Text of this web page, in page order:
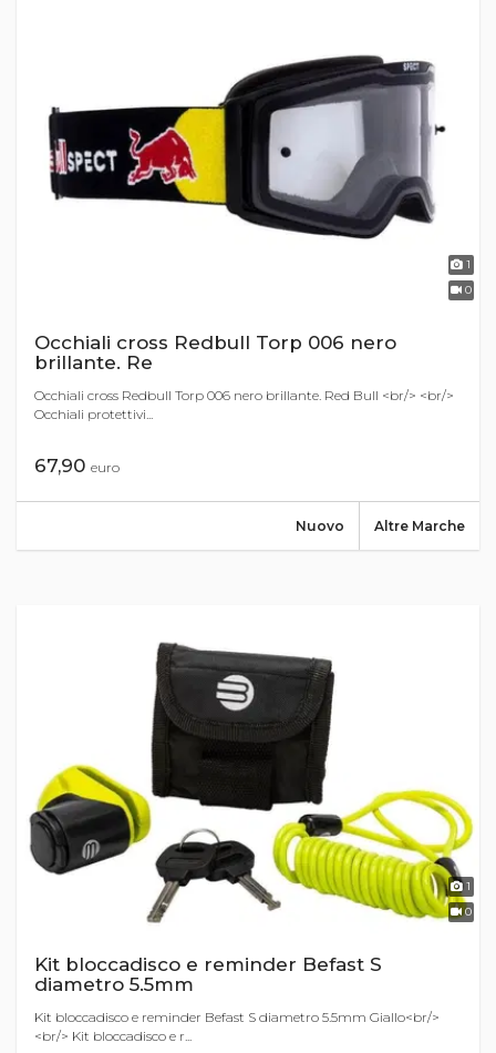
1
0
Occhiali cross Redbull Torp 006 nero
brillante. Re
Occhiali cross Redbull Torp 006 nero brillante. Red Bull <br/> <br/>
Occhiali protettivi...
67,90 euro
Altre Marche
Nuovo
1
0
Kit bloccadisco e reminder Befast S
diametro 5.5mm
Kit bloccadisco e reminder Befast S diametro 5.5mm Giallo<br/>
<br/> Kit bloccadisco e r...